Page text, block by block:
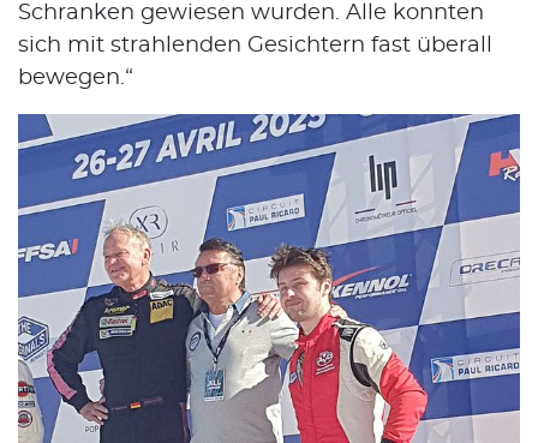
Schranken gewiesen wurden. Alle konnten
sich mit strahlenden Gesichtern fast überall
bewegen.“